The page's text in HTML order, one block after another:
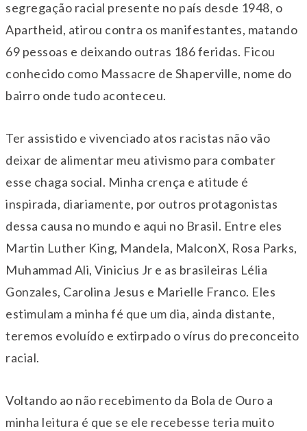
segregação racial presente no país desde 1948, o
Apartheid, atirou contra os manifestantes, matando
69 pessoas e deixando outras 186 feridas. Ficou
conhecido como Massacre de Shaperville, nome do
bairro onde tudo aconteceu.
Ter assistido e vivenciado atos racistas não vão
deixar de alimentar meu ativismo para combater
esse chaga social. Minha crença e atitude é
inspirada, diariamente, por outros protagonistas
dessa causa no mundo e aqui no Brasil. Entre eles
Martin Luther King, Mandela, MalconX, Rosa Parks,
Muhammad Ali, Vinicius Jr e as brasileiras Lélia
Gonzales, Carolina Jesus e Marielle Franco. Eles
estimulam a minha fé que um dia, ainda distante,
teremos evoluído e extirpado o vírus do preconceito
racial.
Voltando ao não recebimento da Bola de Ouro a
minha leitura é que se ele recebesse teria muito